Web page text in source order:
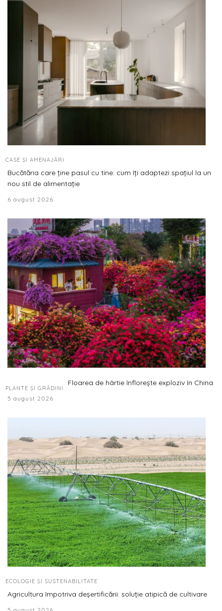
CASE ȘI AMENAJĂRI
Bucătăria care ține pasul cu tine: cum îți adaptezi spațiul la un
nou stil de alimentație
6 august 2026
PLANTE ȘI GRĂDINI
Floarea de hârtie înflorește exploziv în China
5 august 2026
ECOLOGIE ȘI SUSTENABILITATE
Agricultura împotriva deșertificării: soluție atipică de cultivare